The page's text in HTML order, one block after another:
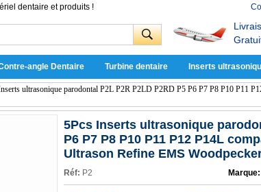
dentaire et produits !
angle Dentaire Turbine dentaire Inserts
ultrasonique parodontal P2L P2R P2LD P2RD P5 P6 P7 P8 P10 P11
5Pcs Inserts ultrasonique
P6 P7 P8 P10 P11 P12 P14L
Ultrason Refine EMS
Réf: P2 Marque: